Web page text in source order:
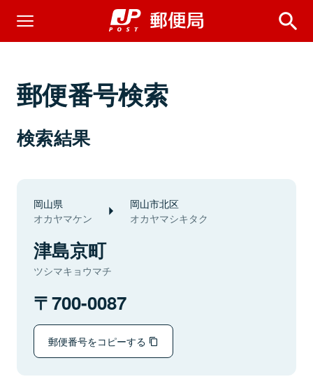
郵便番号検索
検索結果
岡山県
オカヤマケン
岡山市北区
オカヤマシキタク
津島京町
ツシマキョウマチ
700-0087
郵便番号をコピーする